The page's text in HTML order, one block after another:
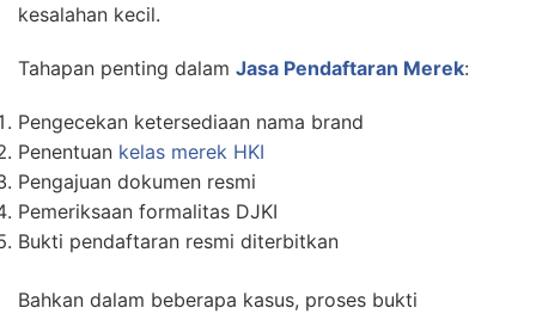
kesalahan kecil.
Tahapan penting dalam Jasa Pendaftaran Merek:
Pengecekan ketersediaan nama brand
Penentuan kelas merek HKI
Pengajuan dokumen resmi
Pemeriksaan formalitas DJKI
Bukti pendaftaran resmi diterbitkan
Bahkan dalam beberapa kasus, proses bukti